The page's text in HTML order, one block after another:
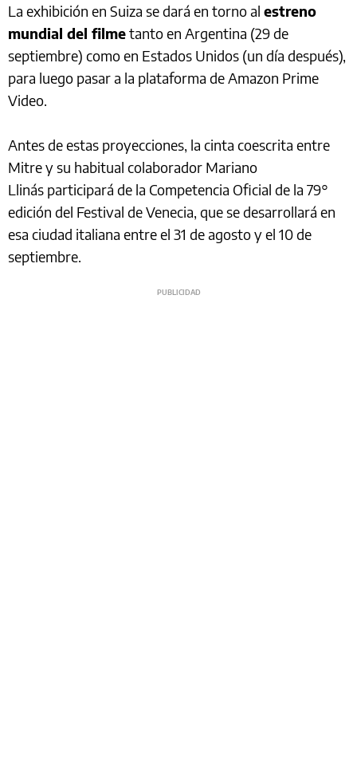
La exhibición en Suiza se dará en torno al estreno
mundial del filmetanto en Argentina (29 de
septiembre) como en Estados Unidos (un día después),
para luego pasar a la plataforma de Amazon Prime
Video.
Antes de estas proyecciones, la cinta coescrita entre
Mitre y su habitual colaborador Mariano
Llinás participará de la Competencia Oficial de la 79°
edición del Festival de Venecia, que se desarrollará en
esa ciudad italiana entre el 31 de agosto y el 10 de
septiembre.